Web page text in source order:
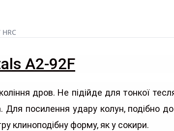
A2-92F
дров. Не підійде для тонкої
посилення удару колун, подібно
клиноподібну форму, як у сокири.